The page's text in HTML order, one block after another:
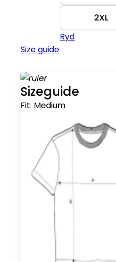
2XL
Ryd
Size guide
Sizeguide
Fit: Medium